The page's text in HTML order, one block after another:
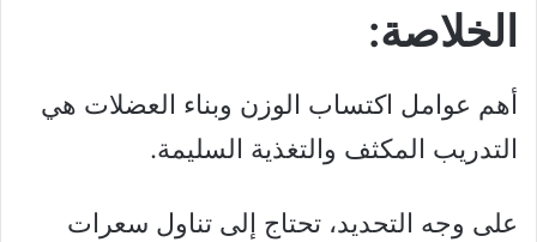
الخلاصة:
أهم عوامل اكتساب الوزن وبناء العضلات هي
التدريب المكثف والتغذية السليمة.
على وجه التحديد، تحتاج إلى تناول سعرات